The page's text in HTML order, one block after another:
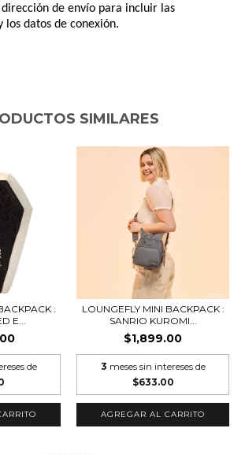
de envío para incluir las
los datos de conexión.
SIMILARES
:
E...
de
LOUNGEFLY MINI BACKPACK :
SANRIO KUROMI...
$1,899.00
3 meses sin intereses de
$633.00